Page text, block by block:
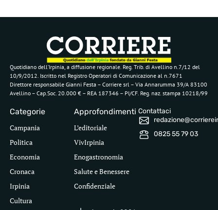
Quotidiano dell’Irpinia, a diffusione regionale. Reg. Trib. di Avellino n.7/12 del
10/9/2012. Iscritto nel Registro Operatori di Comunicazione al n.7671
Direttore responsabile Gianni Festa – Corriere srl – Via Annarumma 39/A 83100
Avellino – Cap.Soc. 20.000 € – REA 187346 – PI/CF. Reg. naz. stampa 10218/99
Categorie
Campania
Politica
Economia
Cronaca
Irpinia
Cultura
Approfondimenti
L’editoriale
VivIrpinia
Enogastronomia
Salute e Benessere
Confidenziale
Contattaci
0825 55 79 03